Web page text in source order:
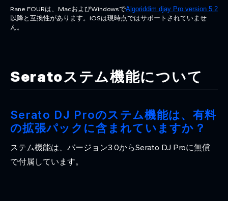
Rane FOURは、MacおよびWindowsでAlgoriddim djay Pro version 5.2
以降と互換性があります。iOSは現時点ではサポートされていませ
ん。
Seratoステム機能について
Serato DJ Proのステム機能は、有料
の拡張パックに含まれていますか？
ステム機能は、バージョン3.0からSerato DJ Proに無償
で付属しています。